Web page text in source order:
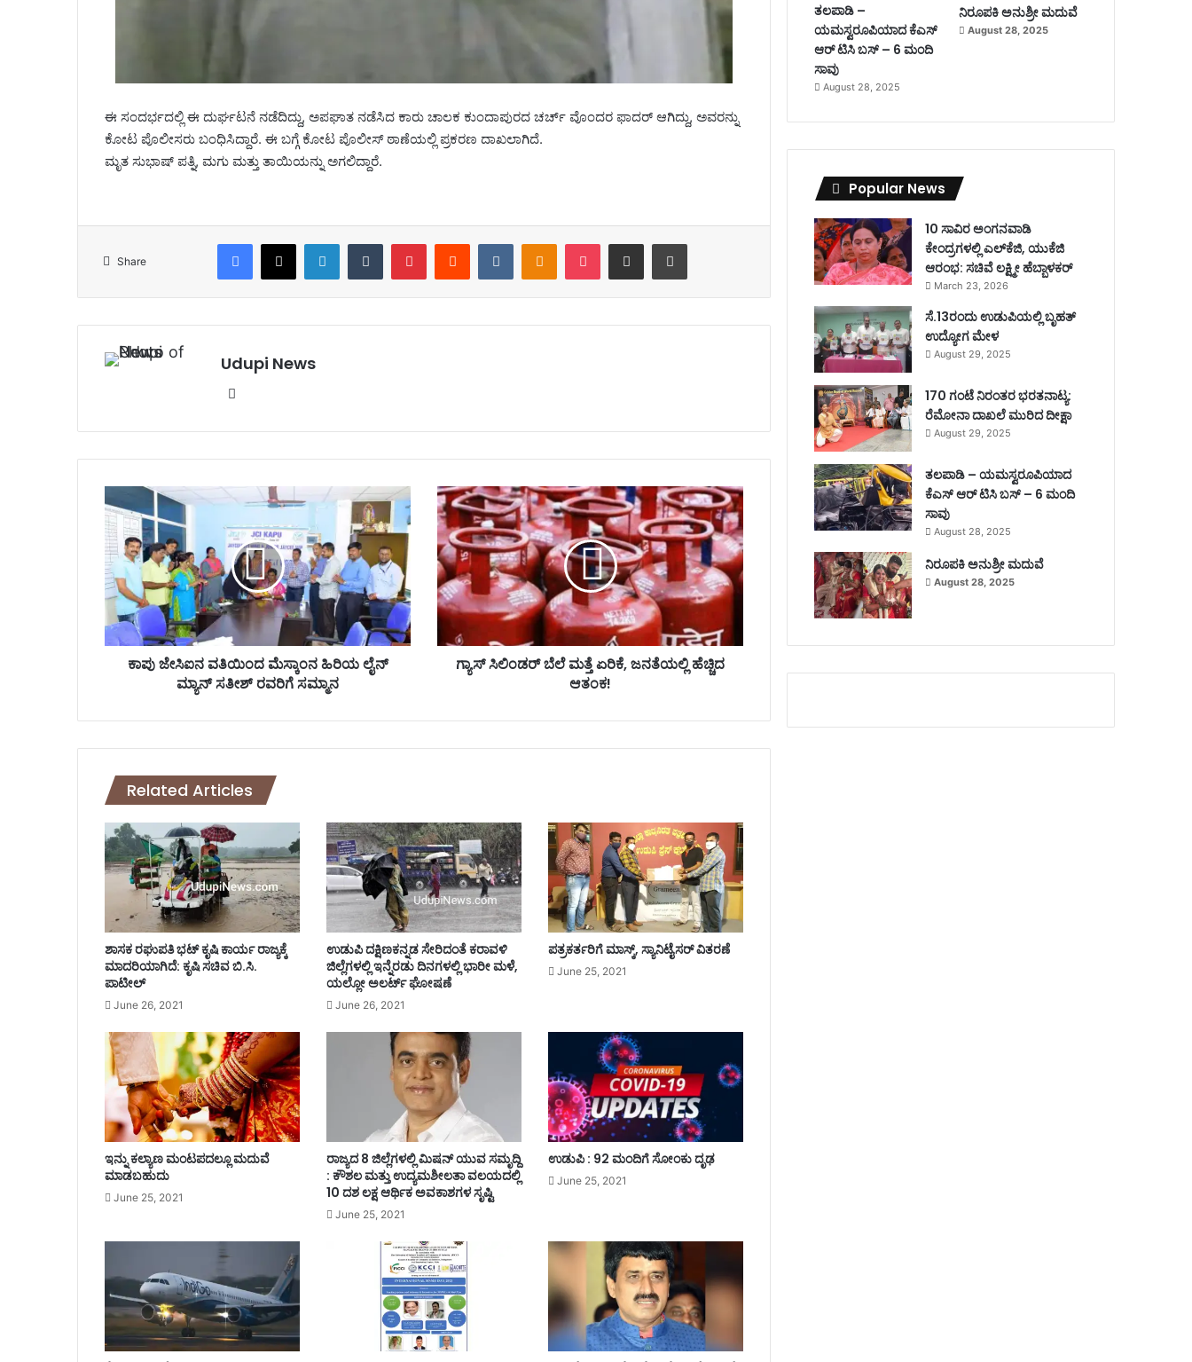
ಈ ಸಂದರ್ಭದಲ್ಲಿ ಈ ದುರ್ಘಟನೆ ನಡೆದಿದ್ದು, ಅಪಘಾತ ನಡೆಸಿದ ಕಾರು ಚಾಲಕ ಕುಂದಾಪುರದ ಚರ್ಚ್ ವೊಂದರ ಫಾದರ್ ಆಗಿದ್ದು, ಅವರನ್ನು
ಕೋಟ ಪೊಲೀಸರು ಬಂಧಿಸಿದ್ದಾರೆ. ಈ ಬಗ್ಗೆ ಕೋಟ ಪೊಲೀಸ್ ಠಾಣೆಯಲ್ಲಿ ಪ್ರಕರಣ ದಾಖಲಾಗಿದೆ.
ಮೃತ ಸುಭಾಷ್ ಪತ್ನಿ, ಮಗು ಮತ್ತು ತಾಯಿಯನ್ನು ಅಗಲಿದ್ದಾರೆ.
Share
Facebook X LinkedIn VKontakte
Udupi News
te
ಪು
ಜೇ
ಸಿ
ಐ
ನ‌
ವ
ತಿ
ಯಿಂ
ಕಾಂ
ರಿ
ಯ
ನ್
ಮ್
ಯಾ
ತೀ
ಶ್
ರ
ವ
ರಿ
ಸ
ಮ್
ಮಾ
ಕಾಪು ಜೇಸಿಐನ‌ ವತಿಯಿಂದ ಮೆಸ್ಕಾಂನ ಹಿರಿಯ ಲೈನ್
ಮ್ಯಾನ್ ಸತೀಶ್ ರವರಿಗೆ ಸಮ್ಮಾನ
ಗ್
ಯಾ
ಸ್‌
ಸಿ
ಲಿಂ
ಡ
ರ್‌
ಬೆ
ಲೆ
ಏ
ತೆ
ಯ
ಲ್
ಲಿ
ಹೆ
ಚ್
ಚಿ
ದ
ಆ
!
ಗ್ಯಾಸ್‌ ಸಿಲಿಂಡರ್‌ ಬೆಲೆ ಮತ್ತೆ ಏರಿಕೆ, ಜನತೆಯಲ್ಲಿ ಹೆಚ್ಚಿದ
ಆತಂಕ!
Related Articles
ಶಾಸಕ ರಘುಪತಿ‌ ಭಟ್ ಕೃಷಿ ಕಾರ್ಯ ರಾಜ್ಯಕ್ಕೆ
ಮಾದರಿಯಾಗಿದೆ: ಕೃಷಿ ಸಚಿವ ಬಿ.ಸಿ.
ಪಾಟೀಲ್
June 26, 2021
ಉಡುಪಿ ದಕ್ಷಿಣಕನ್ನಡ ಸೇರಿದಂತೆ ಕರಾವಳಿ
ಜಿಲ್ಲೆಗಳಲ್ಲಿ ಇನ್ನೆರಡು ದಿನಗಳಲ್ಲಿ ಭಾರೀ ಮಳೆ,
ಯಲ್ಲೋ ಅಲರ್ಟ್ ಘೋಷಣೆ
June 26, 2021
ಪತ್ರಕರ್ತರಿಗೆ ಮಾಸ್ಕ್, ಸ್ಯಾನಿಟೈಸರ್ ವಿತರಣೆ
June 25, 2021
ಇನ್ನು ಕಲ್ಯಾಣ ಮಂಟಪದಲ್ಲೂ ಮದುವೆ
ಮಾಡಬಹುದು
June 25, 2021
ರಾಜ್ಯದ 8 ಜಿಲ್ಲೆಗಳಲ್ಲಿ ಮಿಷನ್ ಯುವ ಸಮೃದ್ದಿ
: ಕೌಶಲ ಮತ್ತು ಉದ್ಯಮಶೀಲತಾ ವಲಯದಲ್ಲಿ
10 ದಶ ಲಕ್ಷ ಆರ್ಥಿಕ ಅವಕಾಶಗಳ ಸೃಷ್ಟಿ
June 25, 2021
ಉಡುಪಿ : 92 ಮಂದಿಗೆ ಸೋಂಕು ದೃಢ
June 25, 2021
ತಲಪಾಡಿ –
ಯಮಸ್ವರೂಪಿಯಾದ ಕೆಎಸ್
ಆರ್ ಟಿಸಿ ಬಸ್ – 6 ಮಂದಿ
ಸಾವು
August 28, 2025
ನಿರೂಪಕಿ ಅನುಶ್ರೀ ಮದುವೆ
August 28, 2025
Popular News
10 ಸಾವಿರ ಅಂಗನವಾಡಿ
ಕೇಂದ್ರಗಳಲ್ಲಿ ಎಲ್‌ಕೆಜಿ, ಯುಕೆಜಿ
ಆರಂಭ: ಸಚಿವೆ ಲಕ್ಷ್ಮೀ ಹೆಬ್ಬಾಳಕರ್
March 23, 2026
ಸೆ.13ರಂದು ಉಡುಪಿಯಲ್ಲಿ ಬೃಹತ್
ಉದ್ಯೋಗ ಮೇಳ
August 29, 2025
170 ಗಂಟೆ ನಿರಂತರ ಭರತನಾಟ್ಯ:
ರೆಮೋನಾ ದಾಖಲೆ ಮುರಿದ ದೀಕ್ಷಾ
August 29, 2025
ತಲಪಾಡಿ – ಯಮಸ್ವರೂಪಿಯಾದ
ಕೆಎಸ್ ಆರ್ ಟಿಸಿ ಬಸ್ – 6 ಮಂದಿ
ಸಾವು
August 28, 2025
ನಿರೂಪಕಿ ಅನುಶ್ರೀ ಮದುವೆ
August 28, 2025